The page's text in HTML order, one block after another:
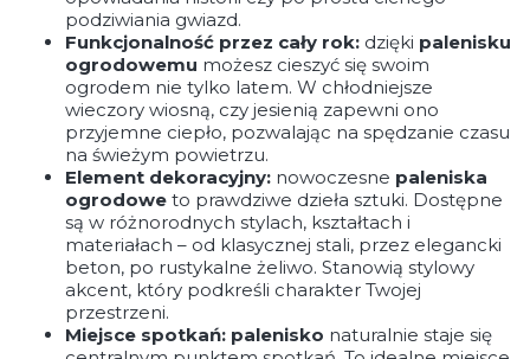
podziwiania gwiazd.
Funkcjonalność przez cały rok: dzięki palenisku
ogrodowemu możesz cieszyć się swoim
ogrodem nie tylko latem. W chłodniejsze
wieczory wiosną, czy jesienią zapewni ono
przyjemne ciepło, pozwalając na spędzanie czasu
na świeżym powietrzu.
Element dekoracyjny: nowoczesne paleniska
ogrodowe to prawdziwe dzieła sztuki. Dostępne
są w różnorodnych stylach, kształtach i
materiałach – od klasycznej stali, przez elegancki
beton, po rustykalne żeliwo. Stanowią stylowy
akcent, który podkreśli charakter Twojej
przestrzeni.
Miejsce spotkań: palenisko naturalnie staje się